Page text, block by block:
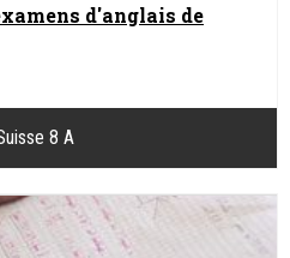
d'anglais de
8 A